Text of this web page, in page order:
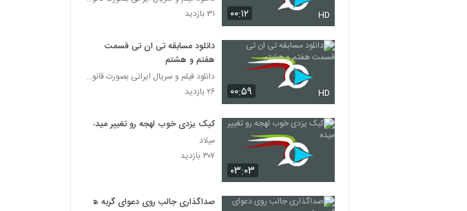
۰۰:۱۲ HD
۳۱ بازدید
۰۰:۵۹ HD
دانلود مسابقه تی ان تی قسمت
هفتم و هشتم
دانلود فیلم و سریال ایرانی بصورت قانونی
۲۶ بازدید
۰۳:۰۳
کیک یزدی خوب لهجه رو تغییر میده
میلاد
۳۰۷ بازدید
صداگذاری جالب روی دعوای گربه ها